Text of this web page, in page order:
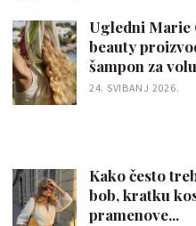
Ugledni Marie
beauty
šampon za
24. SVIBANJ 2026.
Kako često
bob, kratku
pramenove...